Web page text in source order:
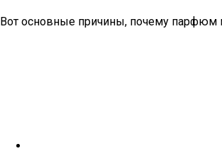
Вот основные причины, почему